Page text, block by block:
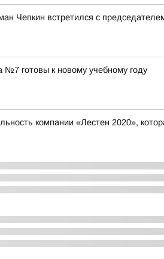
Чепкин встретился с
готовы к новому учебному году
компании «Лестен 2020»,